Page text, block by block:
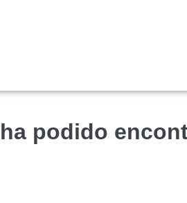
ha podido